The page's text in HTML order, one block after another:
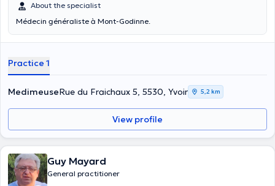
About the specialist
Médecin généraliste à Mont-Godinne.
Practice 1
MedimeuseRue du Fraichaux 5, 5530, Yvoir 5,2 km
View profile
Guy Mayard
General practitioner